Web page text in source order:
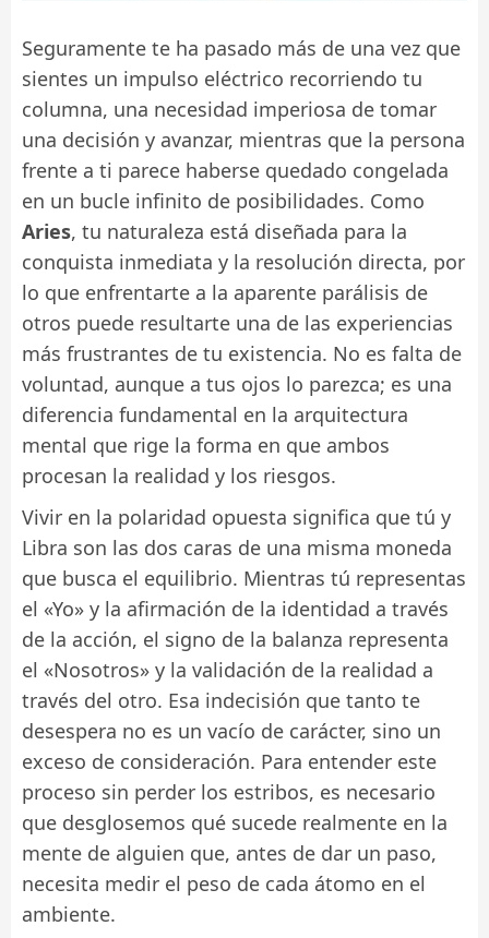
Seguramente te ha pasado más de una vez que
sientes un impulso eléctrico recorriendo tu
columna, una necesidad imperiosa de tomar
una decisión y avanzar, mientras que la persona
frente a ti parece haberse quedado congelada
en un bucle infinito de posibilidades. Como
Aries, tu naturaleza está diseñada para la
conquista inmediata y la resolución directa, por
lo que enfrentarte a la aparente parálisis de
otros puede resultarte una de las experiencias
más frustrantes de tu existencia. No es falta de
voluntad, aunque a tus ojos lo parezca; es una
diferencia fundamental en la arquitectura
mental que rige la forma en que ambos
procesan la realidad y los riesgos.
Vivir en la polaridad opuesta significa que tú y
Libra son las dos caras de una misma moneda
que busca el equilibrio. Mientras tú representas
el «Yo» y la afirmación de la identidad a través
de la acción, el signo de la balanza representa
el «Nosotros» y la validación de la realidad a
través del otro. Esa indecisión que tanto te
desespera no es un vacío de carácter, sino un
exceso de consideración. Para entender este
proceso sin perder los estribos, es necesario
que desglosemos qué sucede realmente en la
mente de alguien que, antes de dar un paso,
necesita medir el peso de cada átomo en el
ambiente.